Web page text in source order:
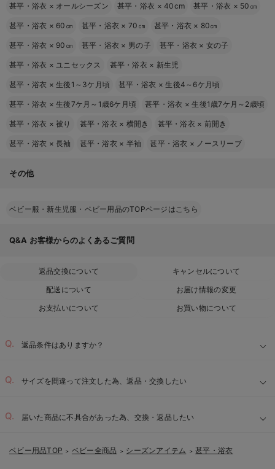
甚平・浴衣 × オールシーズン 甚平・浴衣 ×40cm 甚平・浴衣 × 50㎝
甚平・浴衣 × 60㎝ 甚平・浴衣 × 70㎝ 甚平・浴衣 × 80㎝
甚平・浴衣 × 90㎝ 甚平・浴衣 × 男の子 甚平・浴衣 × 女の子
甚平・浴衣 ×ユニセックス 甚平・浴衣 × 新生児
甚平・浴衣 ×生後1～3ケ月頃 甚平・浴衣 ×生後4～6ケ月頃
甚平・浴衣 ×生後7ケ月～1歳6ケ月頃 甚平・浴衣 ×生後1歳7ケ月～2歳頃
甚平・浴衣 ×被り 甚平・浴衣 × 横開き 甚平・浴衣 × 前開き
甚平・浴衣 ×長袖 甚平・浴衣 × 半袖 甚平・浴衣 × ノースリーブ
その他
ベビー服・新生児服・ベビー用品のTOPページはこちら
Q&A お客様からのよくあるご質問
返品交換について
キャンセルについて
配送について
お届け情報の変更
お支払いについて
お買い物について
返品条件はありますか？
サイズを間違って注文した為、返品・交換したい
届いた商品に不具合があった為、交換・返品したい
ベビー用品TOP ＞ ベビー全商品 ＞ シーズンアイテム ＞ 甚平・浴衣